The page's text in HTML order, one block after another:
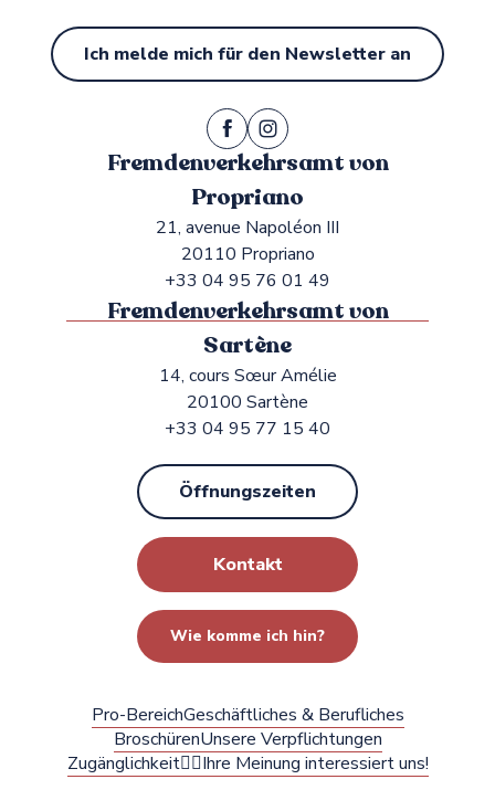
Ich melde mich für den Newsletter an
Fremdenverkehrsamt von
Propriano
21, avenue Napoléon III
20110 Propriano
+33 04 95 76 01 49
Fremdenverkehrsamt von
Sartène
14, cours Sœur Amélie
20100 Sartène
+33 04 95 77 15 40
Öffnungszeiten
Kontakt
Wie komme ich hin?
Pro-BereichGeschäftliches & Berufliches
BroschürenUnsere Verpflichtungen
Zugänglichkeit✍🏻Ihre Meinung interessiert uns!